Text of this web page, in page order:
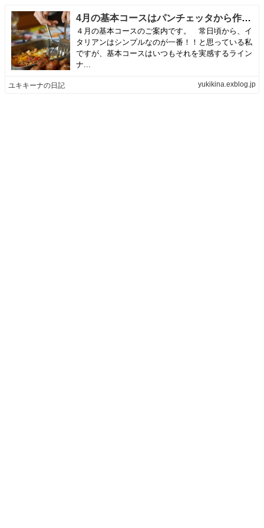
4月の基本コースはパンチェッタから作るアマトリチャーナ | ユキキーナの日記
４月の基本コースのご案内です。 常日頃から、イ
タリアンはシンプルなのが一番！！と思っている私
ですが、基本コースはいつもそれを実感するライン
ナ...
ユキキーナの日記 yukikina.exblog.jp